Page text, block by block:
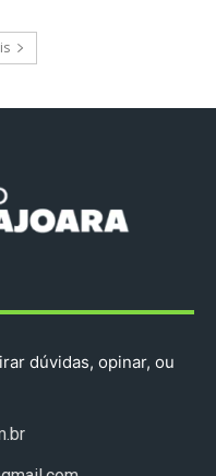
dúvidas, opinar, ou